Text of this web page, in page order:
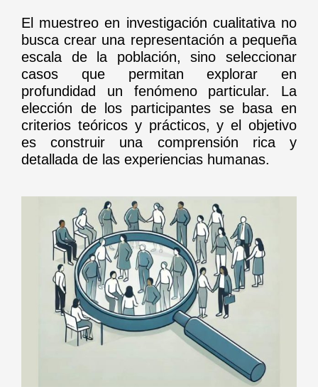
El muestreo en investigación cualitativa no
busca crear una representación a pequeña
escala de la población, sino seleccionar
casos que permitan explorar en
profundidad un fenómeno particular. La
elección de los participantes se basa en
criterios teóricos y prácticos, y el objetivo
es construir una comprensión rica y
detallada de las experiencias humanas.